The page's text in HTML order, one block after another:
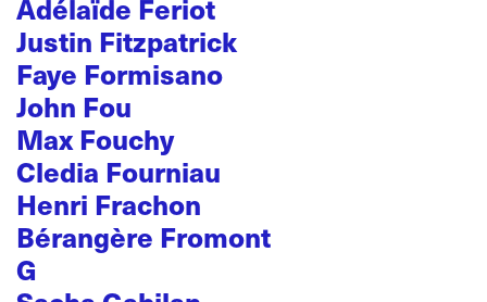
Adélaïde Feriot
Justin Fitzpatrick
Faye Formisano
John Fou
Max Fouchy
Cledia Fourniau
Henri Frachon
Bérangère Fromont
G